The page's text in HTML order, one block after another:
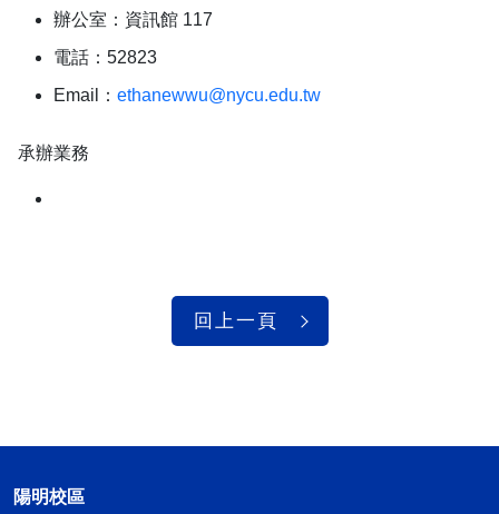
辦公室：資訊館 117
電話：52823
Email： ethanewwu@nycu.edu.tw
承辦業務
回上一頁
陽明校區